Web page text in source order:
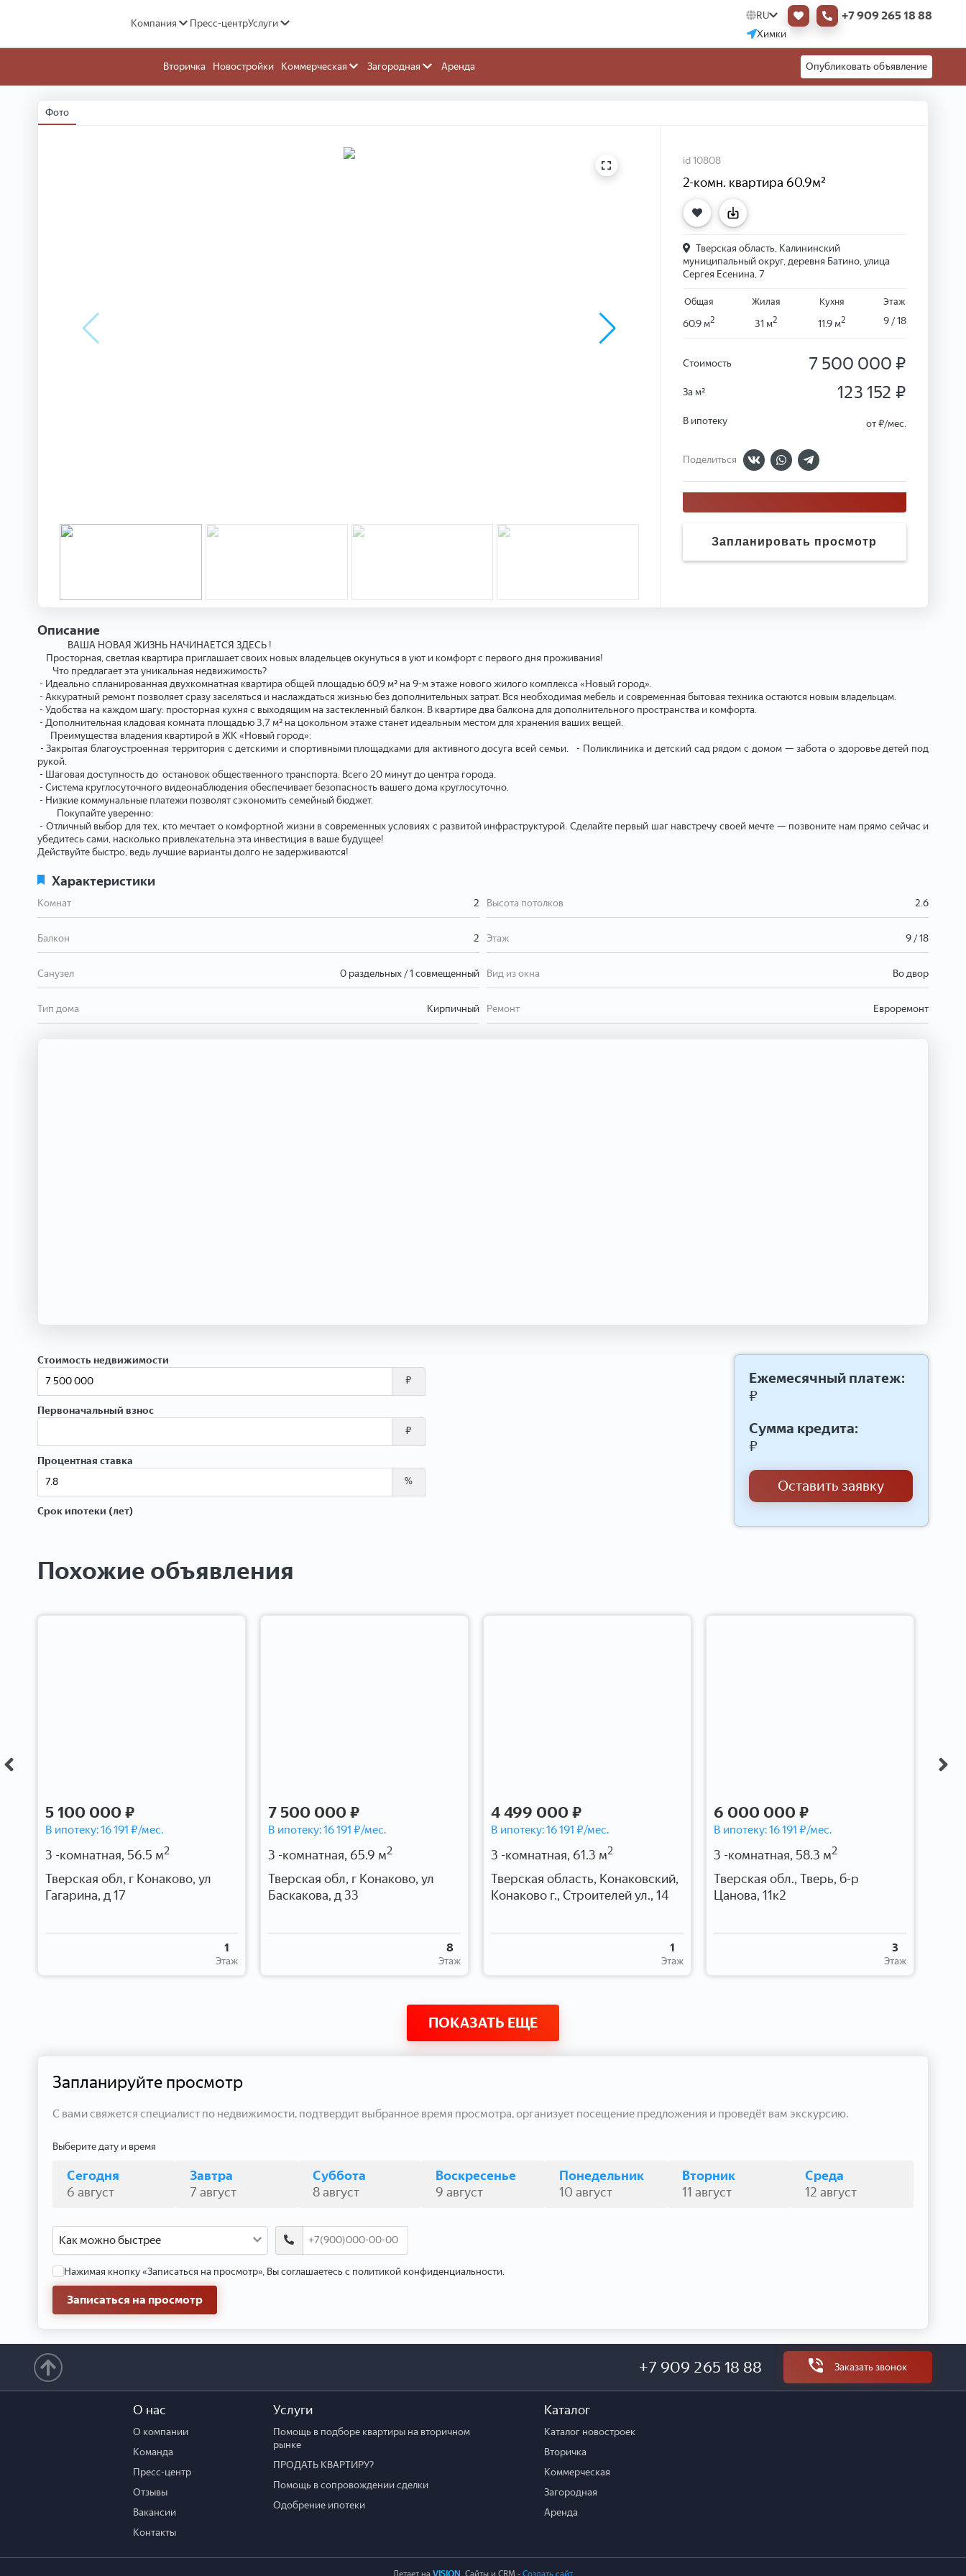
Компания Пресс-центрУслуги
RU +7 909 265 18 88
Химки
Вторичка Новостройки Коммерческая Загородная Аренда Опубликовать объявление
Фото
id 10808
2-комн. квартира 60.9м²
Тверская область, Калининский
муниципальный округ, деревня Батино, улица
Сергея Есенина, 7
Общая
60.9 м2
Жилая
31 м2
Кухня
11.9 м2
Этаж
9 / 18
Стоимость 7 500 000 ₽
За м² 123 152 ₽
В ипотеку от₽/мес.
Поделиться
Запланировать просмотр
Описание
ВАША НОВАЯ ЖИЗНЬ НАЧИНАЕТСЯ ЗДЕСЬ !
Просторная, светлая квартира приглашает своих новых владельцев окунуться в уют и комфорт с первого дня проживания!
Что предлагает эта уникальная недвижимость?
- Идеально спланированная двухкомнатная квартира общей площадью 60,9 м² на 9-м этаже нового жилого комплекса «Новый город».
- Аккуратный ремонт позволяет сразу заселяться и наслаждаться жизнью без дополнительных затрат. Вся необходимая мебель и современная бытовая техника остаются новым владельцам.
- Удобства на каждом шагу: просторная кухня с выходящим на застекленный балкон. В квартире два балкона для дополнительного пространства и комфорта.
- Дополнительная кладовая комната площадью 3,7 м² на цокольном этаже станет идеальным местом для хранения ваших вещей.
Преимущества владения квартирой в ЖК «Новый город»:
- Закрытая благоустроенная территория с детскими и спортивными площадками для активного досуга всей семьи. - Поликлиника и детский сад рядом с домом — забота о здоровье детей под
рукой.
- Шаговая доступность до остановок общественного транспорта. Всего 20 минут до центра города.
- Система круглосуточного видеонаблюдения обеспечивает безопасность вашего дома круглосуточно.
- Низкие коммунальные платежи позволят сэкономить семейный бюджет.
Покупайте уверенно:
- Отличный выбор для тех, кто мечтает о комфортной жизни в современных условиях с развитой инфраструктурой. Сделайте первый шаг навстречу своей мечте — позвоните нам прямо сейчас и
убедитесь сами, насколько привлекательна эта инвестиция в ваше будущее!
Действуйте быстро, ведь лучшие варианты долго не задерживаются!
Характеристики
Комнат 2 Высота потолков 2.6
Балкон 2 Этаж 9 / 18
Санузел 0 раздельных / 1 совмещенный Вид из окна Во двор
Тип дома Кирпичный Ремонт Евроремонт
Стоимость недвижимости
₽
Первоначальный взнос
₽
Процентная ставка
%
Срок ипотеки (лет)
Ежемесячный платеж:
₽
Сумма кредита:
₽
Оставить заявку
Похожие объявления
5 100 000 ₽
В ипотеку:16 191 ₽/мес.
3 -комнатная, 56.5 м2
Тверская обл, г Конаково, ул
Гагарина, д 17
Этаж
1
7 500 000 ₽
В ипотеку:16 191 ₽/мес.
3 -комнатная, 65.9 м2
Тверская обл, г Конаково, ул
Баскакова, д 33
Этаж
8
4 499 000 ₽
В ипотеку:16 191 ₽/мес.
3 -комнатная, 61.3 м2
Тверская область, Конаковский,
Конаково г., Строителей ул., 14
Этаж
1
6 000 000 ₽
В ипотеку:16 191 ₽/мес.
3 -комнатная, 58.3 м2
Тверская обл., Тверь, б-р
Цанова, 11к2
Этаж
3
ПОКАЗАТЬ ЕЩЕ
Запланируйте просмотр
С вами свяжется специалист по недвижимости, подтвердит выбранное время просмотра, организует посещение предложения и проведёт вам экскурсию.
Выберите дату и время
Сегодня
6 август
Завтра
7 август
Суббота
8 август
Воскресенье
9 август
Понедельник
10 август
Вторник
11 август
Среда
12 август
Как можно быстрее
Нажимая кнопку «Записаться на просмотр», Вы соглашаетесь с политикой конфиденциальности.
Записаться на просмотр
+7 909 265 18 88 Заказать звонок
О нас
О компании
Команда
Пресс-центр
Отзывы
Вакансии
Контакты
Услуги
Помощь в подборе квартиры на вторичном
рынке
ПРОДАТЬ КВАРТИРУ?
Помощь в сопровождении сделки
Одобрение ипотеки
Каталог
Каталог новостроек
Вторичка
Коммерческая
Загородная
Аренда
Летает на VISION . Cайты и CRM - Создать сайт